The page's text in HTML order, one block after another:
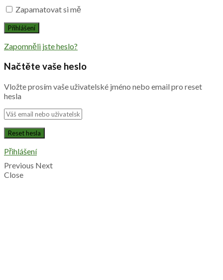
Zapamatovat si mě
Zapomněli jste heslo?
Načtěte vaše heslo
Vložte prosím vaše uživatelské jméno nebo email pro reset
hesla
Přihlášení
Previous Next
Close